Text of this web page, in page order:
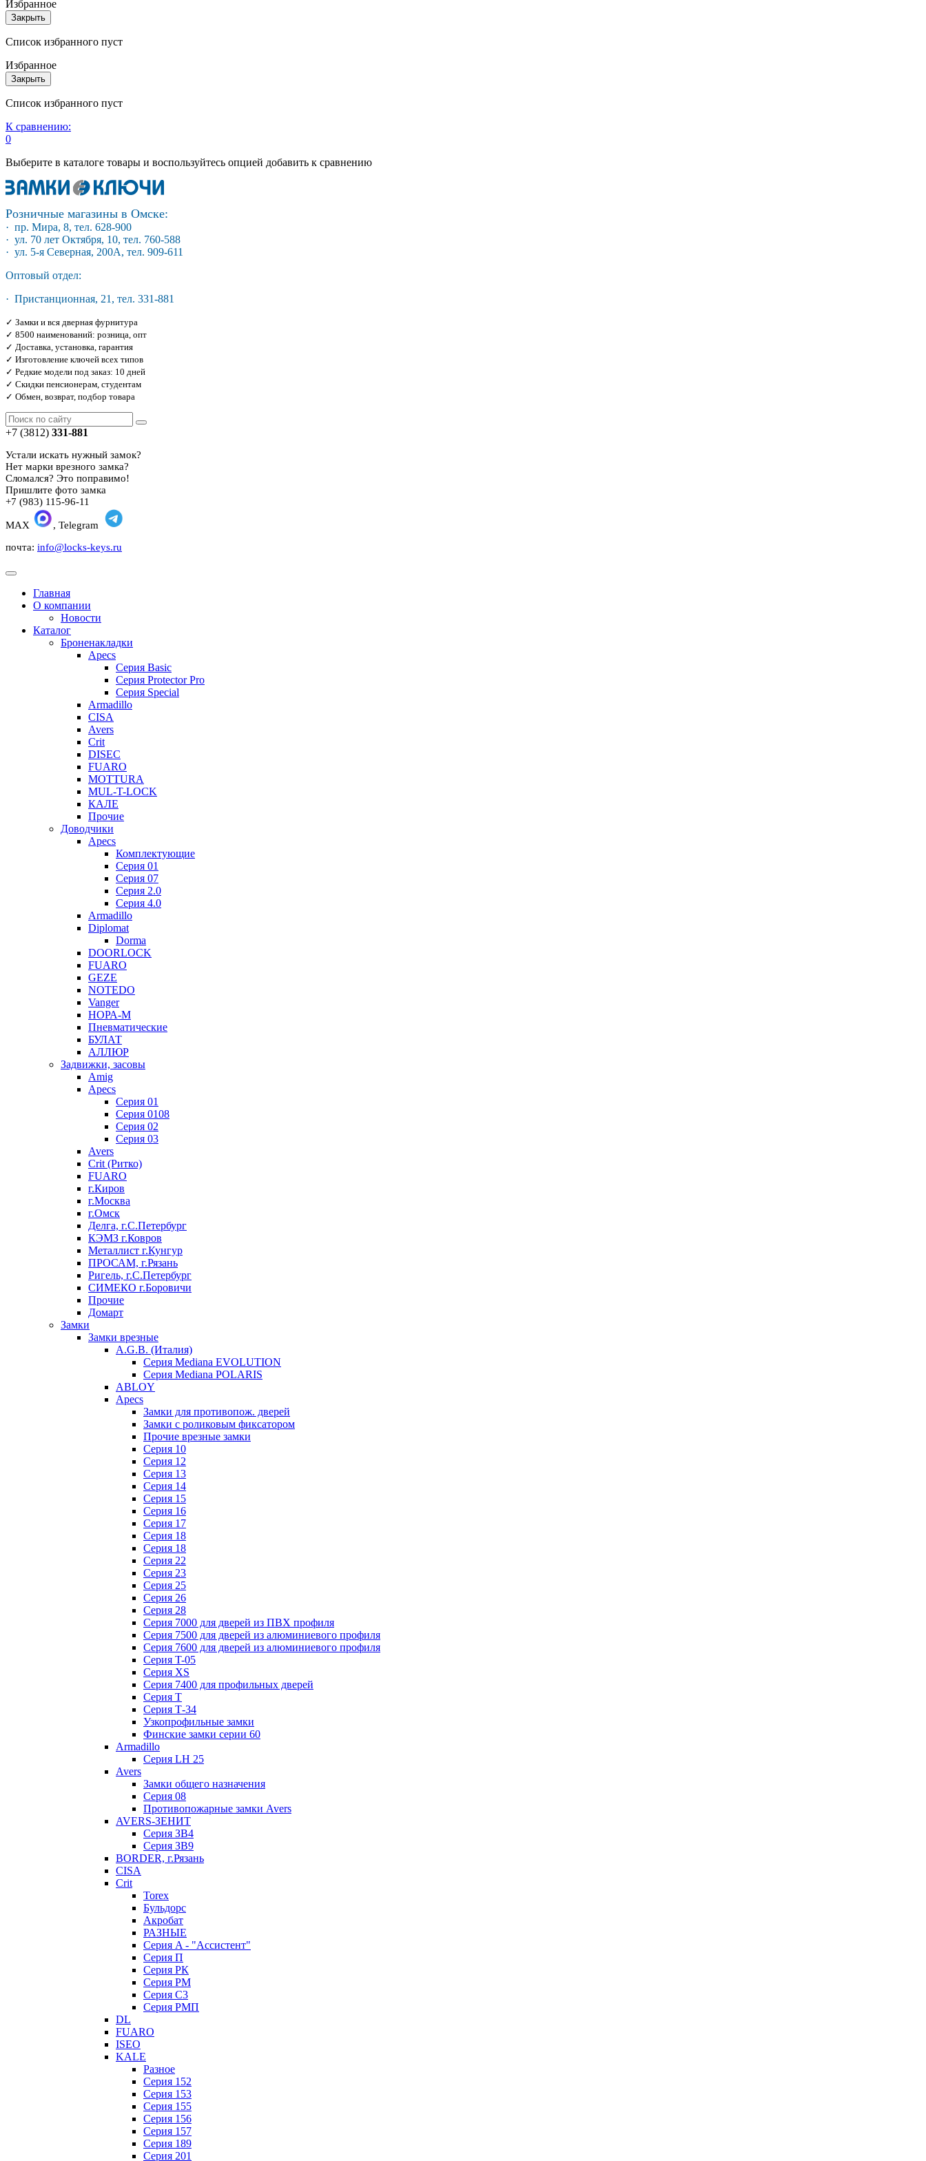
Избранное
Закрыть
Список избранного пуст
Избранное
Закрыть
Список избранного пуст
К сравнению:
0
Выберите в каталоге товары и воспользуйтесь опцией добавить к сравнению
Розничные магазины в Омске:
· пр. Мира, 8, тел. 628-900
· ул. 70 лет Октября, 10, тел. 760-588
· ул. 5-я Северная, 200А, тел. 909-611
Оптовый отдел:
· Пристанционная, 21, тел. 331-881
✓ Замки и вся дверная фурнитура
✓ 8500 наименований: розница, опт
✓ Доставка, установка, гарантия
✓ Изготовление ключей всех типов
✓ Редкие модели под заказ: 10 дней
✓ Скидки пенсионерам, студентам
✓ Обмен, возврат, подбор товара
+7 (3812) 331-881
Устали искать нужный замок?
Нет марки врезного замка?
Сломался? Это поправимо!
Пришлите фото замка
+7 (983) 115-96-11
MAX
, Telegram
почта: info@locks-keys.ru
Главная
О компании
Новости
Каталог
Броненакладки
Apecs
Серия Basic
Серия Protector Pro
Серия Special
Armadillo
CISA
Avers
Crit
DISEC
FUARO
MOTTURA
MUL-T-LOCK
КАЛЕ
Прочие
Доводчики
Apecs
Комплектующие
Серия 01
Серия 07
Серия 2.0
Серия 4.0
Armadillo
Diplomat
Dorma
DOORLOCK
FUARO
GEZE
NOTEDO
Vanger
НОРА-М
Пневматические
БУЛАТ
АЛЛЮР
Задвижки, засовы
Amig
Apecs
Серия 01
Серия 0108
Серия 02
Серия 03
Avers
Crit (Ритко)
FUARO
г.Киров
г.Москва
г.Омск
Делга, г.С.Петербург
КЭМЗ г.Ковров
Металлист г.Кунгур
ПРОСАМ, г.Рязань
Ригель, г.С.Петербург
СИМЕКО г.Боровичи
Прочие
Домарт
Замки
Замки врезные
A.G.B. (Италия)
Серия Mediana EVOLUTION
Серия Mediana POLARIS
ABLOY
Apecs
Замки для противопож. дверей
Замки с роликовым фиксатором
Прочие врезные замки
Серия 10
Серия 12
Серия 13
Серия 14
Серия 15
Серия 16
Серия 17
Серия 18
Серия 18
Серия 22
Серия 23
Серия 25
Серия 26
Серия 28
Серия 7000 для дверей из ПВХ профиля
Серия 7500 для дверей из алюминиевого профиля
Серия 7600 для дверей из алюминиевого профиля
Серия T-05
Серия XS
Серия 7400 для профильных дверей
Серия Т
Серия Т-34
Узкопрофильные замки
Финские замки серии 60
Armadillo
Серия LH 25
Avers
Замки общего назначения
Серия 08
Противопожарные замки Avers
AVERS-ЗЕНИТ
Серия ЗВ4
Серия ЗВ9
BORDER, г.Рязань
CISA
Crit
Torex
Бульдорс
Акробат
РАЗНЫЕ
Серия A - "Ассистент"
Серия П
Серия РК
Серия РМ
Серия С3
Серия РМП
DL
FUARO
ISEO
KALE
Разное
Серия 152
Серия 153
Серия 155
Серия 156
Серия 157
Серия 189
Серия 201